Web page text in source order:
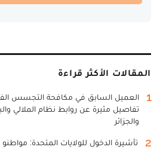
المقالات الأكثر قراءة
1
العميل السابق في مكافحة التجسس
تفاصيل مثيرة عن روابط نظام الملالي
والجزائر
2